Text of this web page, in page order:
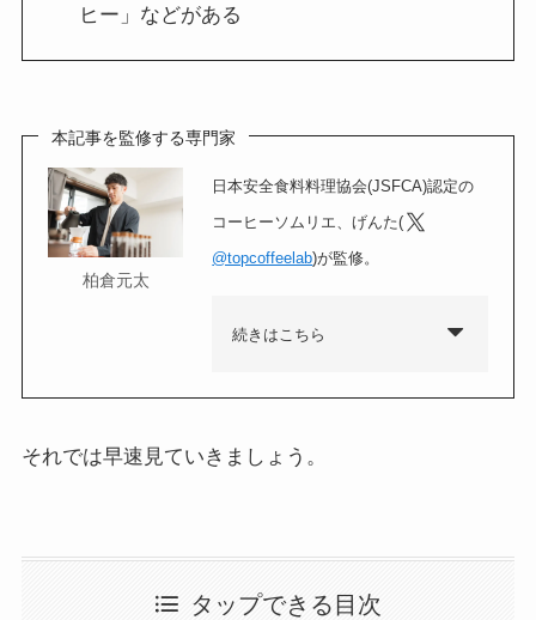
ヒー」などがある
本記事を監修する専門家
柏倉元太
日本安全食料料理協会(JSFCA)認定の
コーヒーソムリエ、げんた(
@topcoffeelab)が監修。
続きはこちら
それでは早速見ていきましょう。
タップできる目次